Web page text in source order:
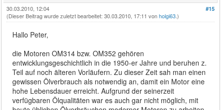
#15
30.03.2010, 12:04
(Dieser Beitrag wurde zuletzt bearbeitet: 30.03.2010, 17:11 vonholgi63.)
Hallo Peter,
die Motoren OM314 bzw. OM352 gehören
entwicklungsgeschichtlich in die 1950-er Jahre und beruhen z.
Teil auf noch älteren Vorläufern. Zu dieser Zeit sah man einen
gewissen Ölverbrauch als notwendig an, damit ein Motor eine
hohe Lebensdauer erreicht. Aufgrund der seinerzeit
verfügbaren Ölqualitäten war es auch gar nicht möglich, mit